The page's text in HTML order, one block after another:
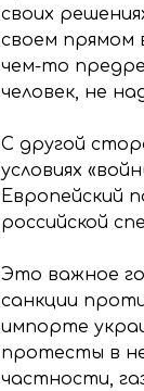
своих
своем прямом
чем-то
человек, не
С другой
условиях
Европейский
российской
Это важное
санкции
импорте
протесты в
частности,